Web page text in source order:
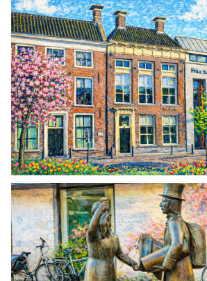
De Friese meren
Other languages
UITagenda
Routes
Veel bezochte pagina's:
Top 10 leuke dingen
Vakantie vieren in Sneek
Uitgaan in Sneek
Overnachten in Sneek
Citygame Escapegame Sneek